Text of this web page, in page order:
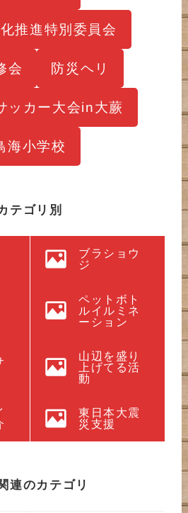
推進特別委員会
会 防災ヘリ
ッカー大会in大蕨
海小学校
テゴリ別
ブラショウ
ジ
ペットボト
ルイルミネ
ーション
山辺を盛り
上げてる活
動
東日本大震
災支援
連のカテゴリ